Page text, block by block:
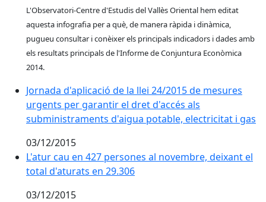
L'Observatori-Centre d'Estudis del Vallès Oriental hem editat
aquesta infografia per a què, de manera ràpida i dinàmica,
pugueu consultar i conèixer els principals indicadors i dades amb
els resultats principals de l'Informe de Conjuntura Econòmica
2014.
Jornada d'aplicació de la llei 24/2015 de mesures
urgents per garantir el dret d'accés als
subministraments d'aigua potable, electricitat i gas
03/12/2015
L'atur cau en 427 persones al novembre, deixant el
L'atur cau en 427 persones al novembre, deixant el
total d'aturats en 29.306
03/12/2015